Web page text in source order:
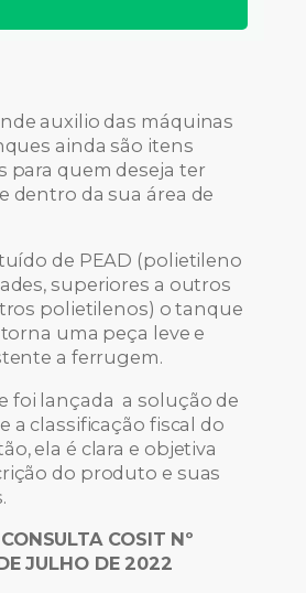
auxilio das máquinas
ainda são itens
para quem deseja ter
dentro da sua área de
de PEAD (polietileno
superiores a outros
polietilenos) o tanque
uma peça leve e
a ferrugem.
foi lançada a solução de
a classificação fiscal do
ela é clara e objetiva
do produto e suas
COSIT Nº
JULHO DE 2022